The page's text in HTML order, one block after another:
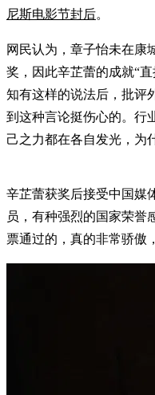
尼斯电影节封后。
网民认为，章子怡未在康
奖，因此辛芷蕾的成就“
知有这样的说法后，批评
到这种言论挺伤心的。行
己之力都在各自发光​​，为
辛芷蕾获奖后接受中国媒
员，有种强烈的国家荣誉
票通过的，真的非常骄傲